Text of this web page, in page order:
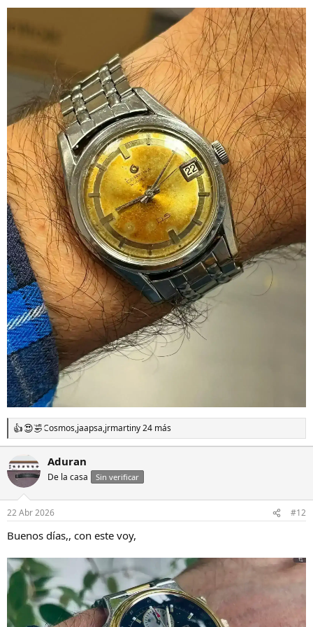
R
e
c
c
i
o
n
e
s
Cosmos,jaapsa,jrmartiny 24 más
Aduran
De la casa Sin verificar
22 Abr 2026 #12
Buenos días,, con este voy,